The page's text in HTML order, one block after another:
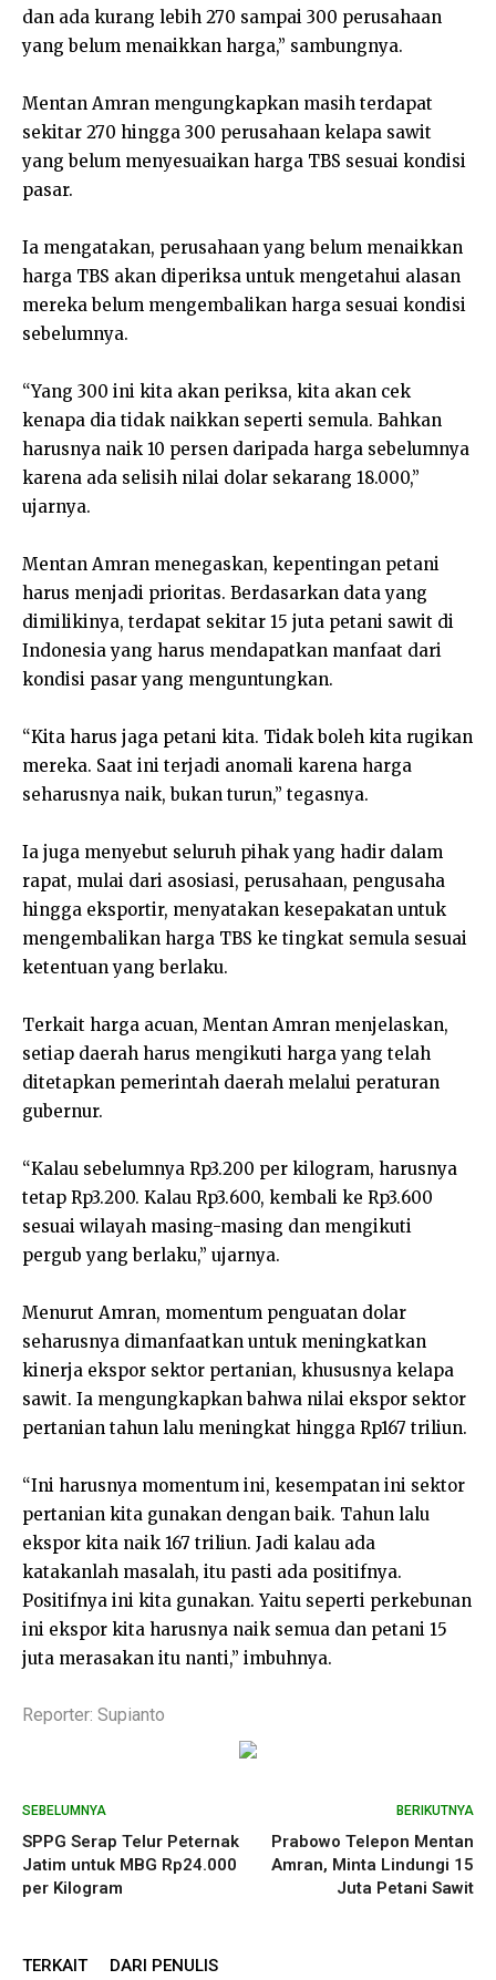
dan ada kurang lebih 270 sampai 300 perusahaan
yang belum menaikkan harga,” sambungnya.
Mentan Amran mengungkapkan masih terdapat
sekitar 270 hingga 300 perusahaan kelapa sawit
yang belum menyesuaikan harga TBS sesuai kondisi
pasar.
Ia mengatakan, perusahaan yang belum menaikkan
harga TBS akan diperiksa untuk mengetahui alasan
mereka belum mengembalikan harga sesuai kondisi
sebelumnya.
“Yang 300 ini kita akan periksa, kita akan cek
kenapa dia tidak naikkan seperti semula. Bahkan
harusnya naik 10 persen daripada harga sebelumnya
karena ada selisih nilai dolar sekarang 18.000,”
ujarnya.
Mentan Amran menegaskan, kepentingan petani
harus menjadi prioritas. Berdasarkan data yang
dimilikinya, terdapat sekitar 15 juta petani sawit di
Indonesia yang harus mendapatkan manfaat dari
kondisi pasar yang menguntungkan.
“Kita harus jaga petani kita. Tidak boleh kita rugikan
mereka. Saat ini terjadi anomali karena harga
seharusnya naik, bukan turun,” tegasnya.
Ia juga menyebut seluruh pihak yang hadir dalam
rapat, mulai dari asosiasi, perusahaan, pengusaha
hingga eksportir, menyatakan kesepakatan untuk
mengembalikan harga TBS ke tingkat semula sesuai
ketentuan yang berlaku.
Terkait harga acuan, Mentan Amran menjelaskan,
setiap daerah harus mengikuti harga yang telah
ditetapkan pemerintah daerah melalui peraturan
gubernur.
“Kalau sebelumnya Rp3.200 per kilogram, harusnya
tetap Rp3.200. Kalau Rp3.600, kembali ke Rp3.600
sesuai wilayah masing-masing dan mengikuti
pergub yang berlaku,” ujarnya.
Menurut Amran, momentum penguatan dolar
seharusnya dimanfaatkan untuk meningkatkan
kinerja ekspor sektor pertanian, khususnya kelapa
sawit. Ia mengungkapkan bahwa nilai ekspor sektor
pertanian tahun lalu meningkat hingga Rp167 triliun.
“Ini harusnya momentum ini, kesempatan ini sektor
pertanian kita gunakan dengan baik. Tahun lalu
ekspor kita naik 167 triliun. Jadi kalau ada
katakanlah masalah, itu pasti ada positifnya.
Positifnya ini kita gunakan. Yaitu seperti perkebunan
ini ekspor kita harusnya naik semua dan petani 15
juta merasakan itu nanti,” imbuhnya.
Reporter: Supianto
SEBELUMNYA
SPPG Serap Telur Peternak
Jatim untuk MBG Rp24.000
per Kilogram
BERIKUTNYA
Prabowo Telepon Mentan
Amran, Minta Lindungi 15
Juta Petani Sawit
TERKAIT DARI PENULIS